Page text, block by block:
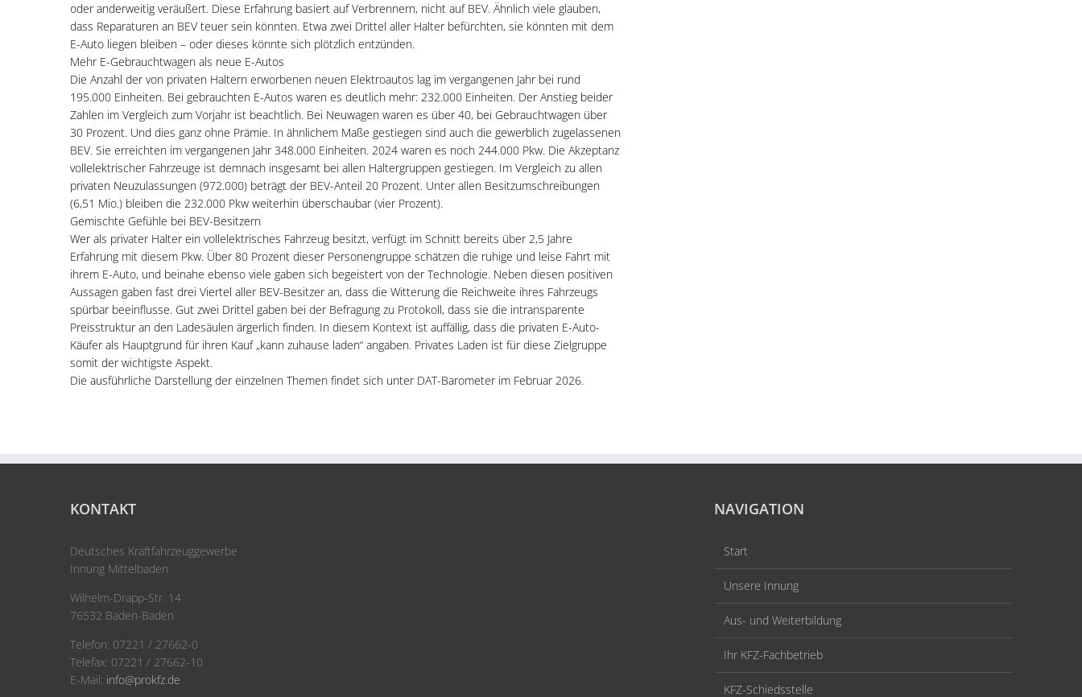
oder anderweitig veräußert. Diese Erfahrung basiert auf Verbrennern, nicht auf BEV. Ähnlich viele glauben,
dass Reparaturen an BEV teuer sein könnten. Etwa zwei Drittel aller Halter befürchten, sie könnten mit dem
E-Auto liegen bleiben – oder dieses könnte sich plötzlich entzünden.
Mehr E-Gebrauchtwagen als neue E-Autos
Die Anzahl der von privaten Haltern erworbenen neuen Elektroautos lag im vergangenen Jahr bei rund
195.000 Einheiten. Bei gebrauchten E-Autos waren es deutlich mehr: 232.000 Einheiten. Der Anstieg beider
Zahlen im Vergleich zum Vorjahr ist beachtlich. Bei Neuwagen waren es über 40, bei Gebrauchtwagen über
30 Prozent. Und dies ganz ohne Prämie. In ähnlichem Maße gestiegen sind auch die gewerblich zugelassenen
BEV. Sie erreichten im vergangenen Jahr 348.000 Einheiten. 2024 waren es noch 244.000 Pkw. Die Akzeptanz
vollelektrischer Fahrzeuge ist demnach insgesamt bei allen Haltergruppen gestiegen. Im Vergleich zu allen
privaten Neuzulassungen (972.000) beträgt der BEV-Anteil 20 Prozent. Unter allen Besitzumschreibungen
(6,51 Mio.) bleiben die 232.000 Pkw weiterhin überschaubar (vier Prozent).
Gemischte Gefühle bei BEV-Besitzern
Wer als privater Halter ein vollelektrisches Fahrzeug besitzt, verfügt im Schnitt bereits über 2,5 Jahre
Erfahrung mit diesem Pkw. Über 80 Prozent dieser Personengruppe schätzen die ruhige und leise Fahrt mit
ihrem E-Auto, und beinahe ebenso viele gaben sich begeistert von der Technologie. Neben diesen positiven
Aussagen gaben fast drei Viertel aller BEV-Besitzer an, dass die Witterung die Reichweite ihres Fahrzeugs
spürbar beeinflusse. Gut zwei Drittel gaben bei der Befragung zu Protokoll, dass sie die intransparente
Preisstruktur an den Ladesäulen ärgerlich finden. In diesem Kontext ist auffällig, dass die privaten E-Auto-
Käufer als Hauptgrund für ihren Kauf „kann zuhause laden“ angaben. Privates Laden ist für diese Zielgruppe
somit der wichtigste Aspekt.
Die ausführliche Darstellung der einzelnen Themen findet sich unter DAT-Barometer im Februar 2026.
KONTAKT
Deutsches Kraftfahrzeuggewerbe
Innung Mittelbaden
Wilhelm-Drapp-Str. 14
76532 Baden-Baden
Telefon: 07221 / 27662-0
Telefax: 07221 / 27662-10
E-Mail: info@prokfz.de
NAVIGATION
Start
Unsere Innung
Aus- und Weiterbildung
Ihr KFZ-Fachbetrieb
KFZ-Schiedsstelle